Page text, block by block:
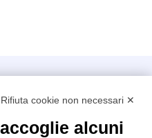
Rifiuta cookie non necessari ✕
alcuni